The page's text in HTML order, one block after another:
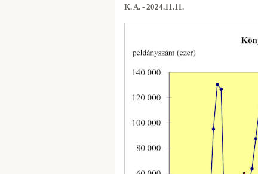
K. A. - 2024.11.11.